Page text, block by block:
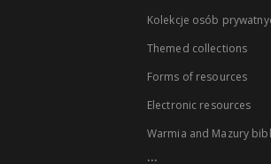
Kolekcje osób
Themed collections
Forms of resources
Electronic resources
Warmia and Mazury
...